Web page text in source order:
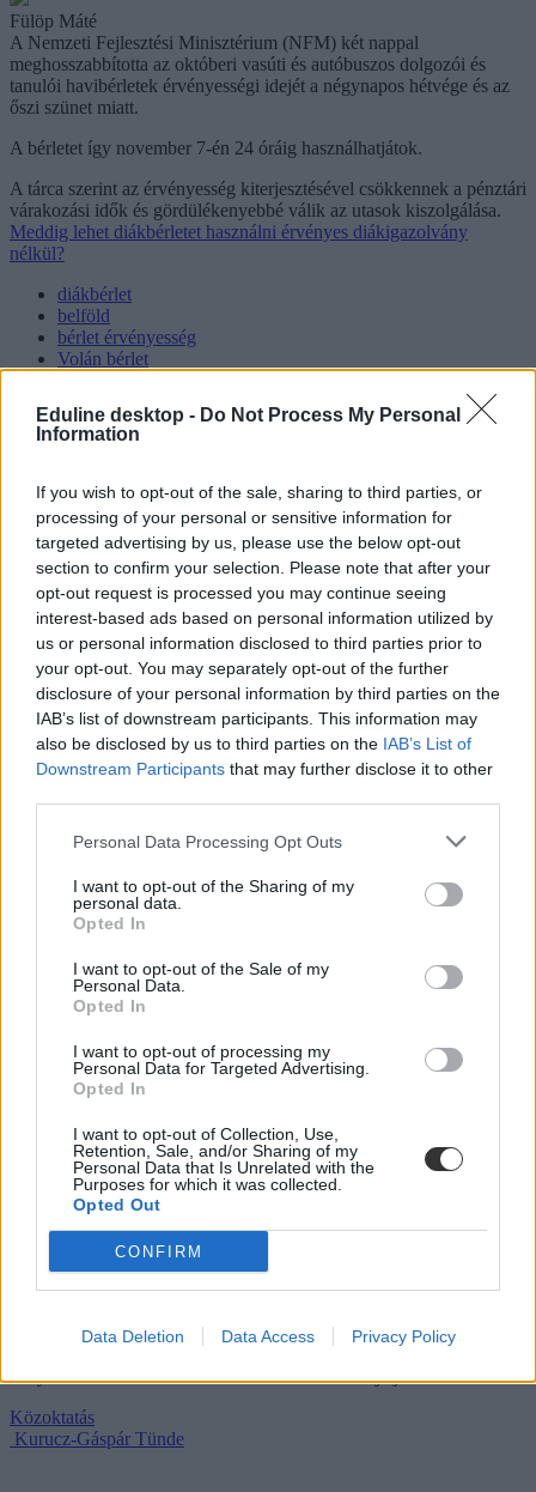
Eduline desktop - Do Not Process My Personal
Information
If you wish to opt-out of the sale, sharing to third parties, or
processing of your personal or sensitive information for
targeted advertising by us, please use the below opt-out
section to confirm your selection. Please note that after your
opt-out request is processed you may continue seeing
interest-based ads based on personal information utilized by
us or personal information disclosed to third parties prior to
your opt-out. You may separately opt-out of the further
disclosure of your personal information by third parties on the
IAB’s list of downstream participants. This information may
also be disclosed by us to third parties on the IAB’s List of
Downstream Participants that may further disclose it to other
Personal Data Processing Opt Outs
I want to opt-out of the Sharing of my
personal data.
Opted In
I want to opt-out of the Sale of my
Personal Data.
Opted In
I want to opt-out of processing my
Personal Data for Targeted Advertising.
Opted In
I want to opt-out of Collection, Use,
Retention, Sale, and/or Sharing of my
Personal Data that Is Unrelated with the
Purposes for which it was collected.
Opted Out
CONFIRM
Data Deletion Data Access Privacy Policy
Fülöp Máté
A Nemzeti Fejlesztési Minisztérium (NFM) két nappal
meghosszabbította az októberi vasúti és autóbuszos dolgozói és
tanulói havibérletek érvényességi idejét a négynapos hétvége és az
őszi szünet miatt.
A bérletet így november 7-én 24 óráig használhatjátok.
A tárca szerint az érvényesség kiterjesztésével csökkennek a pénztári
várakozási idők és gördülékenyebbé válik az utasok kiszolgálása.
Meddig lehet diákbérletet használni érvényes diákigazolvány
nélkül?
diákbérlet
belföld
bérlet érvényesség
Volán bérlet
Hozzászólások
Mi a baj a 8 osztályos általános iskolával, és mi jöhet
helyette?
A kisiskolák tanárhiánya és a kisgimnáziumok elitképzővé válása
nem elszigetelt hibák, hanem a jelenlegi oktatási szerkezet
„erővonalai”, amelyek a rendszer gyökeres reformjáért kiáltanak Dr.
Kurucz-Gáspár Tünde
Lannert Judit: Rugalmasabb napkezdés, hosszabb
szeptembertől
Tizennégy pontos szakmai javaslatcsomagot kaptak az általános
iskolák, amelynek célja, hogy csökkenjen az alsó tagozatos diákok
terhelése, és több idő jusson mozgásra, kreatív tevékenységekre,
valamint tapasztalati tanulásra. Az intézmények már a 2026/2027-es
Lannert Judit oktatási miniszter.
Közoktatás
Kurucz-Gáspár Tünde
Úgy néz ki, mégsem dolgozhatnak
óvodapedagógusként az óvodai nevelők
pedagógiai vagy gyógypedagógiai asszisztensként lehet alkalmazni
melyet a szervezet az oktatási minisztériumhoz nyújtott be.
Közoktatás
Kurucz-Gáspár Tünde